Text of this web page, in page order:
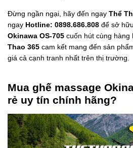
Đừng ngần ngại, hãy đến ngay Thể
ngay Hotline: 0898.686.808 để sở
Okinawa OS-705 cuốn hút cùng hàng
Thao 365 cam kết mang đến sản
giá cả cạnh tranh nhất trên thị trường.
Mua ghế massage
rẻ uy tín chính hãng?